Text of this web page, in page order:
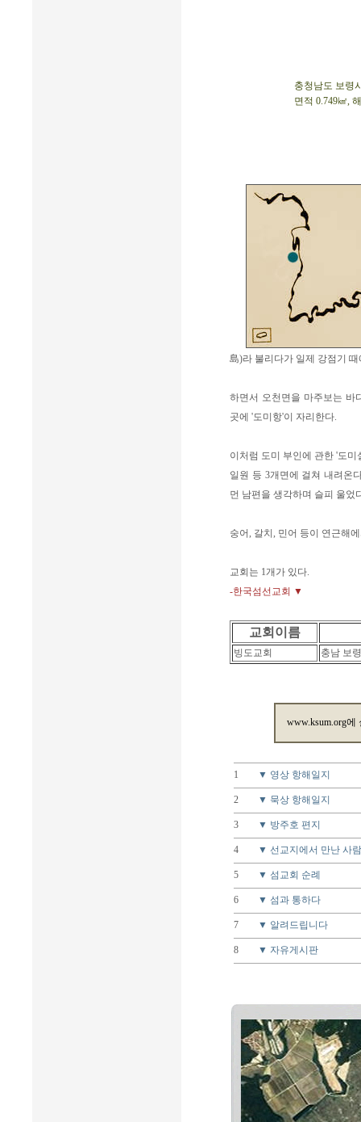
충청남도 보령
면적 0.749㎢,
島)라 불리다가 일제 강점기
하면서 오천면을 마주보는 바
곳에 '도미항'이 자리한다.
이처럼 도미 부인에 관한 '도
일원 등 3개면에 걸쳐 내려온
먼 남편을 생각하며 슬피 울었
숭어, 갈치, 민어 등이 연근해
교회는 1개가 있다.
-한국섬선교회 ▼
교회이름
빙도교회 충남 보
www.ksum.org에
1 ▼ 영상 항해일지
2 ▼ 묵상 항해일지
3 ▼ 방주호 편지
4 ▼ 선교지에서 만난 사
5 ▼ 섬교회 순례
6 ▼ 섬과 통하다
7 ▼ 알려드립니다
8 ▼ 자유게시판